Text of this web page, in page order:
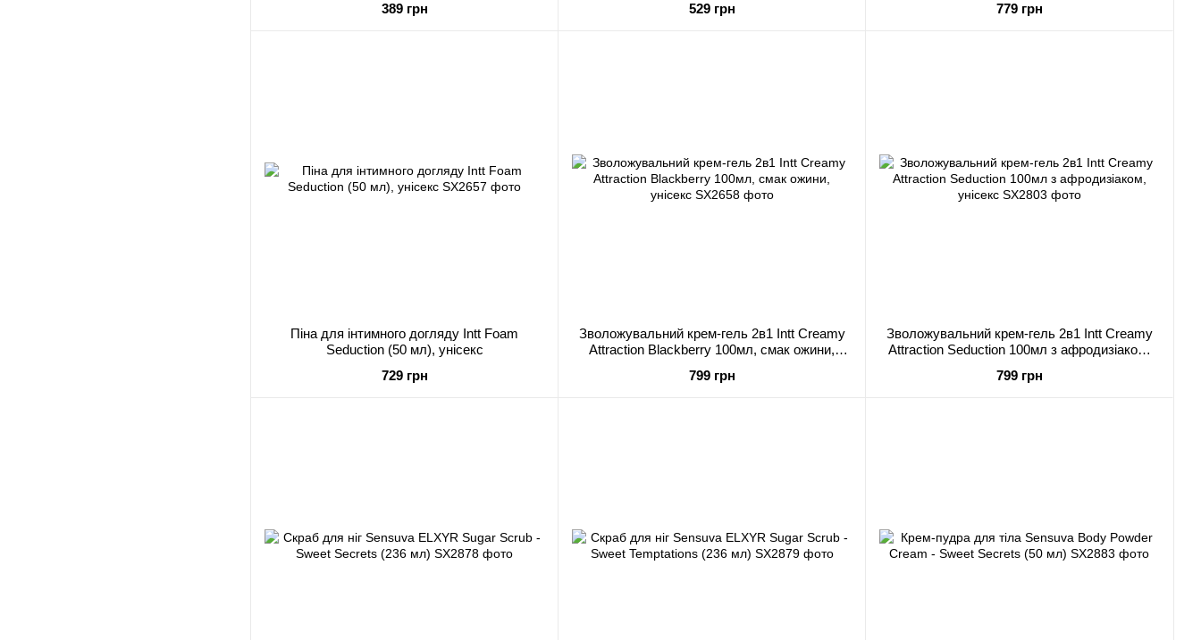
389 грн
529 грн
779 грн
Піна для інтимного догляду Intt Foam
Seduction (50 мл), унісекс
729 грн
Зволожувальний крем-гель 2в1 Intt Creamy
Attraction Blackberry 100мл, смак ожини,
799 грн
Зволожувальний крем-гель 2в1 Intt Creamy
Attraction Seduction 100мл з афродизіаком,
799 грн